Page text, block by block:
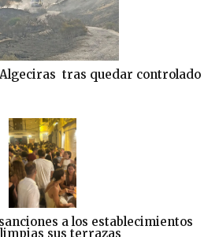
tras quedar controlado
a los establecimientos
sus terrazas